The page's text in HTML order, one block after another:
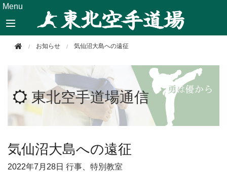
Menu
お知らせ 気仙沼大島への遠征
東北空手道場通信
気仙沼大島への遠征
2022年7月28日 行事、特別教室